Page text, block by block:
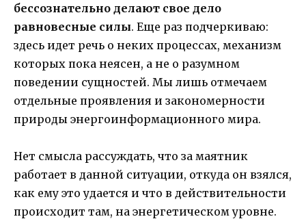
бессознательно делают свое дело
равновесные силы. Еще раз подчеркиваю:
здесь идет речь о неких процессах, механизм
которых пока неясен, а не о разумном
поведении сущностей. Мы лишь отмечаем
отдельные проявления и закономерности
природы энергоинформационного мира.
Нет смысла рассуждать, что за маятник
работает в данной ситуации, откуда он взялся,
как ему это удается и что в действительности
происходит там, на энергетическом уровне.